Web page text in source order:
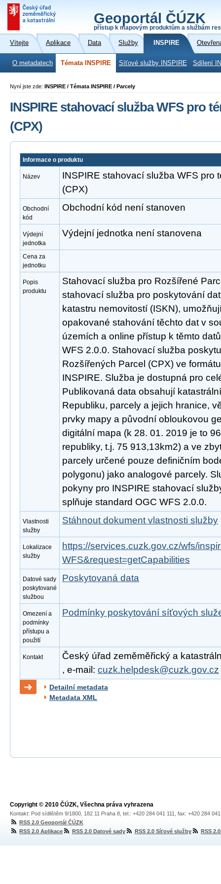
Geoportál ČÚZK
přístup k mapovým produktům a službám
Vítejte Aplikace Data Služby INSPIRE
O metadatech Témata INSPIRE Síťové služby INSPIRE Sdílení
Nyní jste zde: INSPIRE / Témata INSPIRE / Parcely
INSPIRE stahovací služba WFS pro
(CPX)
Informace o produktu
Název
INSPIRE stahovací služba WFS pro
(CPX)
Obchodní
kód
Obchodní kód není stanoven
Výdejní
jednotka
Výdejní jednotka není stanovena
Cena za
jednotku
Popis
produktu
Stahovací služba pro Rozšířené
stahovací služba pro poskytování
katastru nemovitostí (ISKN),
opakované stahování těchto dat v
územích a online přístup k těmto
WFS 2.0.0. Stahovací služba
Rozšířených Parcel (CPX) ve
INSPIRE. Služba je dostupná pro
Publikovaná data obsahují
Republiku, parcely a jejich hranice,
prvky mapy a původní obloukovou
digitální mapa (k 28. 01. 2019 je to
republiky, t.j. 75 913,13km2) a ve
parcely určené pouze definičním
polygonu) jako analogové parcely.
pokyny pro INSPIRE stahovací
splňuje standard OGC WFS 2.0.0.
Vlastnosti
služby
Stáhnout dokument vlastnosti služby
Lokalizace
služby
https://services.cuzk.gov.cz/wfs/
WFS&request=getCapabilities
Datové sady
poskytované
službou
Poskytovaná data
Omezení a
podmínky
přístupu a
použití
Podmínky poskytování síťových
Kontakt
Český úřad zeměměřický a
, e-mail: cuzk.helpdesk@cuzk.gov.cz
Detailní metadata
Metadata XML
Copyright © 2010 ČÚZK, Všechna práva vyhrazena
Kontakt: Pod sídlištěm 9/1800, 182 11 Praha 8, tel.: +420 284 041 111, fax: +420 284
RSS 2.0 Geoportál ČÚZK
RSS 2.0 Aplikace
RSS 2.0 Datové sady RSS 2.0 Síťové služby RSS